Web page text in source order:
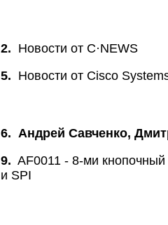
2. Новости от C·NEWS
5. Новости от Сisco
6. Андрей Савченко,
9. AF0011 - 8-ми
и SPI